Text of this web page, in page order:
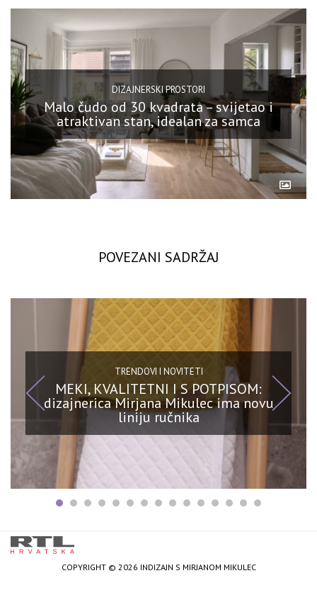
DIZAJNERSKI PROSTORI
Malo čudo od 30 kvadrata – svijetao i
atraktivan stan, idealan za samca
POVEZANI SADRŽAJ
TRENDOVI I NOVITETI
MEKI, KVALITETNI I S POTPISOM:
dizajnerica Mirjana Mikulec ima novu
liniju ručnika
COPYRIGHT © 2026 INDIZAJN S MIRJANOM MIKULEC